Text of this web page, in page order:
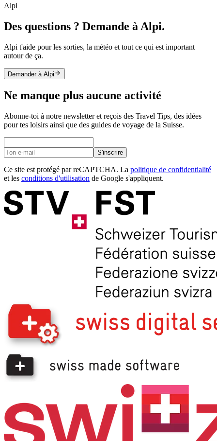
Alpi
Des questions ? Demande à Alpi.
Alpi t'aide pour les sorties, la météo et tout ce qui est important
autour de ça.
Demander à Alpi
Ne manque plus aucune activité
Abonne-toi à notre newsletter et reçois des Travel Tips, des idées
pour tes loisirs ainsi que des guides de voyage de la Suisse.
S'inscrire
Ce site est protégé par reCAPTCHA. La politique de confidentialité
et les conditions d'utilisation de Google s'appliquent.